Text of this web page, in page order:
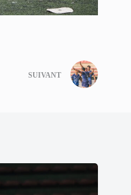
SUIVANT